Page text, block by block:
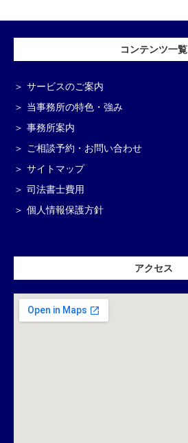
コンテンツ一覧
サービスのご案内
当事務所の特色・強み
事務所案内
ご相談予約・お問い合わせ
サイトマップ
司法書士費用
個人情報保護方針
アクセス